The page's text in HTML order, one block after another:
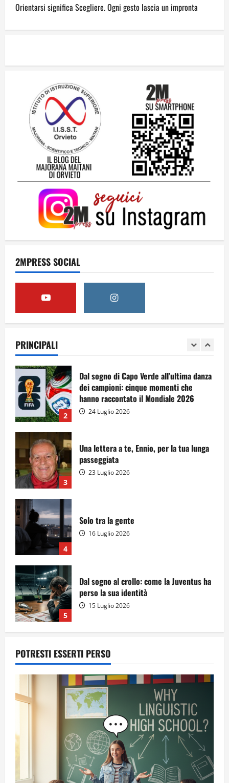
Orientarsi significa Scegliere. Ogni gesto lascia un impronta
2MPRESS SOCIAL
PRINCIPALI
2
hanno raccontato il Mondiale 2026
3
Una lettera a te, Ennio, per la tua lunga
passeggiata
23 Luglio 2026
4
16 Luglio 2026
5
15 Luglio 2026
A Sergio, dal ragazzo furbo
2
Dal sogno di Capo Verde all’ultima danza
dei campioni: cinque momenti che
hanno raccontato il Mondiale 2026
24 Luglio 2026
3
Una lettera a te, Ennio, per la tua lunga
passeggiata
23 Luglio 2026
4
Solo tra la gente
16 Luglio 2026
5
Dal sogno al crollo: come la Juventus ha
perso la sua identità
15 Luglio 2026
A Sergio, dal ragazzo furbo
28 Luglio 2026
2
Dal sogno di Capo Verde all’ultima danza
dei campioni: cinque momenti che
hanno raccontato il Mondiale 2026
24 Luglio 2026
POTRESTI ESSERTI PERSO